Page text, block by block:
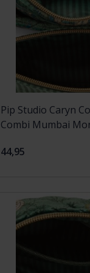
Pip Studio Caryn
Combi Mumbai
44,95